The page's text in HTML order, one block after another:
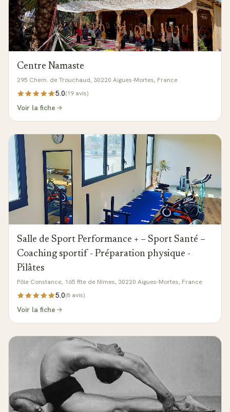
Centre Namaste
295 Chem. de Trouchaud, 30220 Aigues-Mortes, France
5.0(19 avis)
Voir la fiche
Salle de Sport Performance + – Sport Santé –
Coaching sportif - Préparation physique -
Pilâtes
Pôle Constance, 165 Rte de Nîmes, 30220 Aigues-Mortes, France
5.0(8 avis)
Voir la fiche